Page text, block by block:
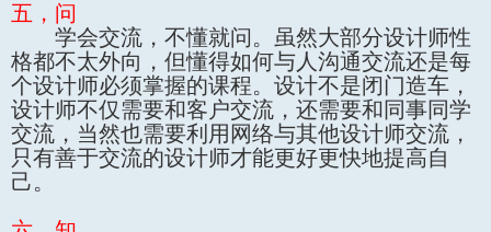
五，问
学会交流，不懂就问。虽然大部分设计师性
格都不太外向，但懂得如何与人沟通交流还是每
个设计师必须掌握的课程。设计不是闭门造车，
设计师不仅需要和客户交流，还需要和同事同学
交流，当然也需要利用网络与其他设计师交流，
只有善于交流的设计师才能更好更快地提高自
己。